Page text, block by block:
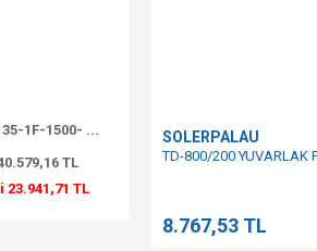
1F-1500- ...
TL
TL
SOLERPALAU
TD-800/200 YUVARLAK
8.767,53 TL